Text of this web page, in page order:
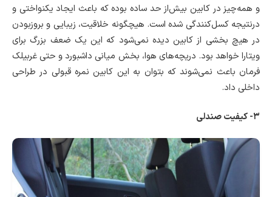
و همه‌چیز در کابین بیش‌از حد ساده بوده که باعث ایجاد یکنواختی و
درنتیجه کسل‌کنندگی شده است. هیچگونه خلاقیت، زیبایی و بروزبودن
در هیچ بخشی از کابین دیده نمی‌شود که این یک ضعف بزرگ برای
ویتارا خواهد بود. دریچه‌های هوا، بخش میانی داشبورد و حتی غربیلک
فرمان باعث نمی‌شوند که بتوان به این کابین نمره قبولی در طراحی
داخلی داد.
۳- کیفیت صندلی